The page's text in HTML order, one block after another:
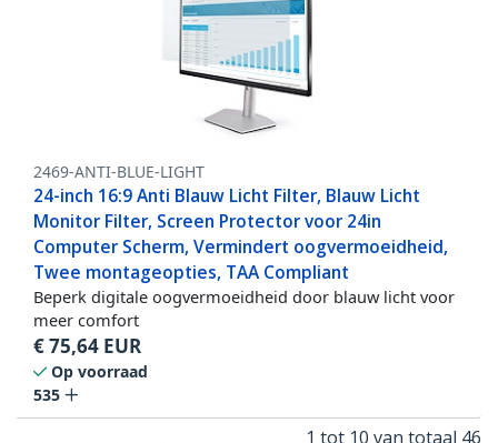
2469-ANTI-BLUE-LIGHT
24-inch 16:9 Anti Blauw Licht Filter, Blauw Licht
Monitor Filter, Screen Protector voor 24in
Computer Scherm, Vermindert oogvermoeidheid,
Twee montageopties, TAA Compliant
Beperk digitale oogvermoeidheid door blauw licht voor
meer comfort
€75,64 EUR
Op voorraad
535
1 tot 10 van totaal 46